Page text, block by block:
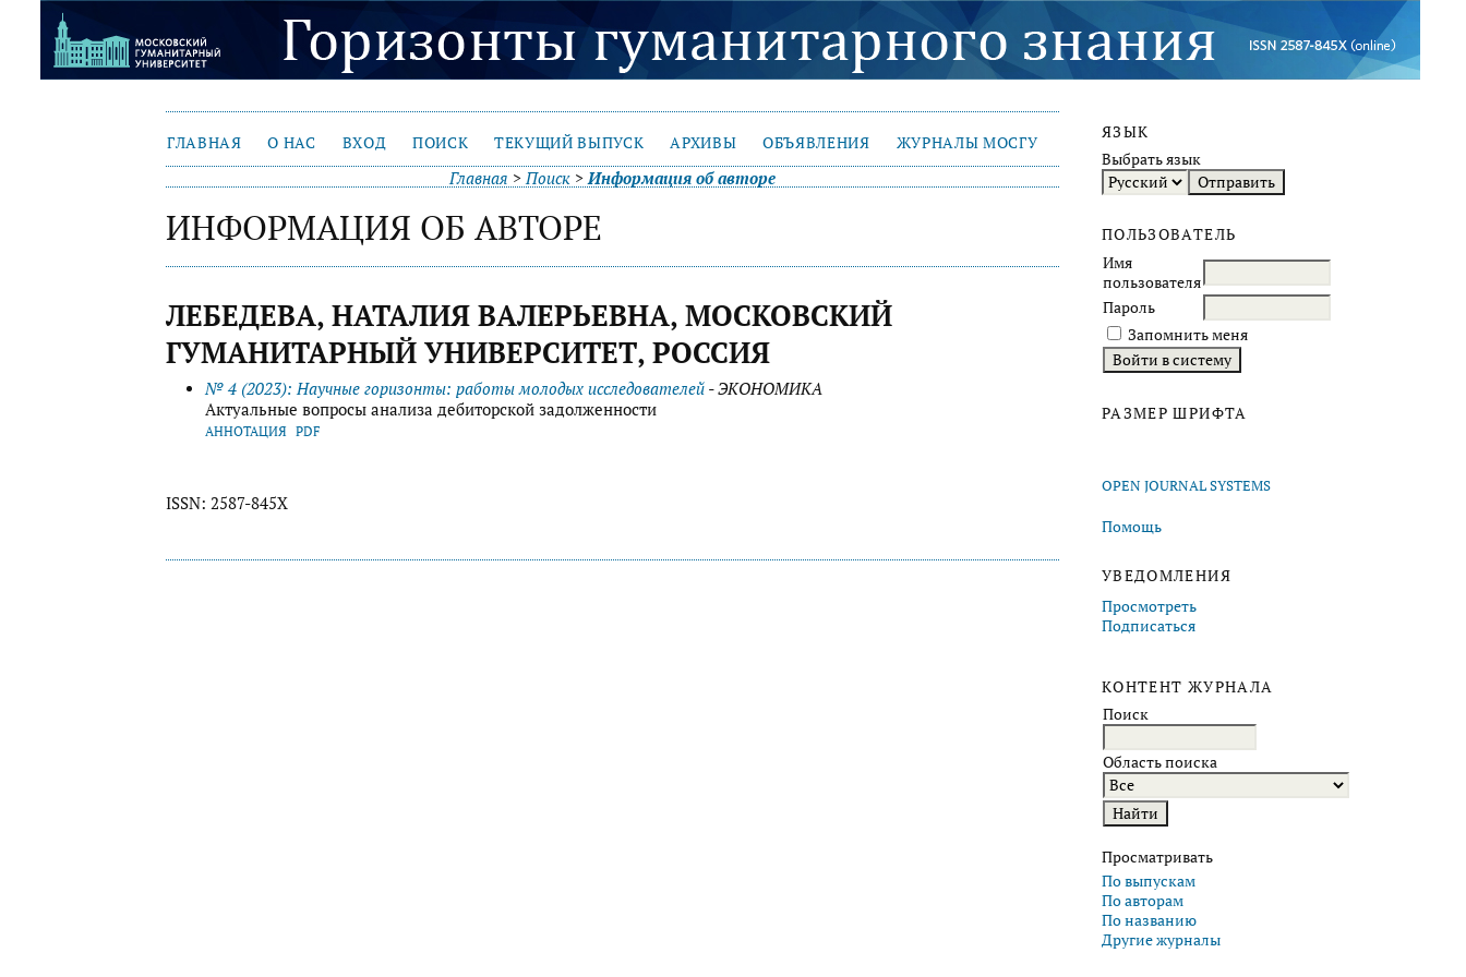
ЯЗЫК
Выбрать язык
ПОЛЬЗОВАТЕЛЬ
Имя
пользователя
Пароль
Запомнить меня
РАЗМЕР ШРИФТА
OPEN JOURNAL SYSTEMS
Помощь
УВЕДОМЛЕНИЯ
Просмотреть
Подписаться
КОНТЕНТ ЖУРНАЛА
Поиск
Область поиска
Просматривать
По выпускам
По авторам
По названию
Другие журналы
ГЛАВНАЯ О НАС ВХОД ПОИСК ТЕКУЩИЙ ВЫПУСК АРХИВЫ ОБЪЯВЛЕНИЯ ЖУРНАЛЫ МОСГУ
Главная >Поиск >Информация об авторе
ИНФОРМАЦИЯ ОБ АВТОРЕ
ЛЕБЕДЕВА, НАТАЛИЯ ВАЛЕРЬЕВНА, МОСКОВСКИЙ
ГУМАНИТАРНЫЙ УНИВЕРСИТЕТ, РОССИЯ
№ 4 (2023): Научные горизонты: работы молодых исследователей - ЭКОНОМИКА
Актуальные вопросы анализа дебиторской задолженности
АННОТАЦИЯ PDF
ISSN: 2587-845X